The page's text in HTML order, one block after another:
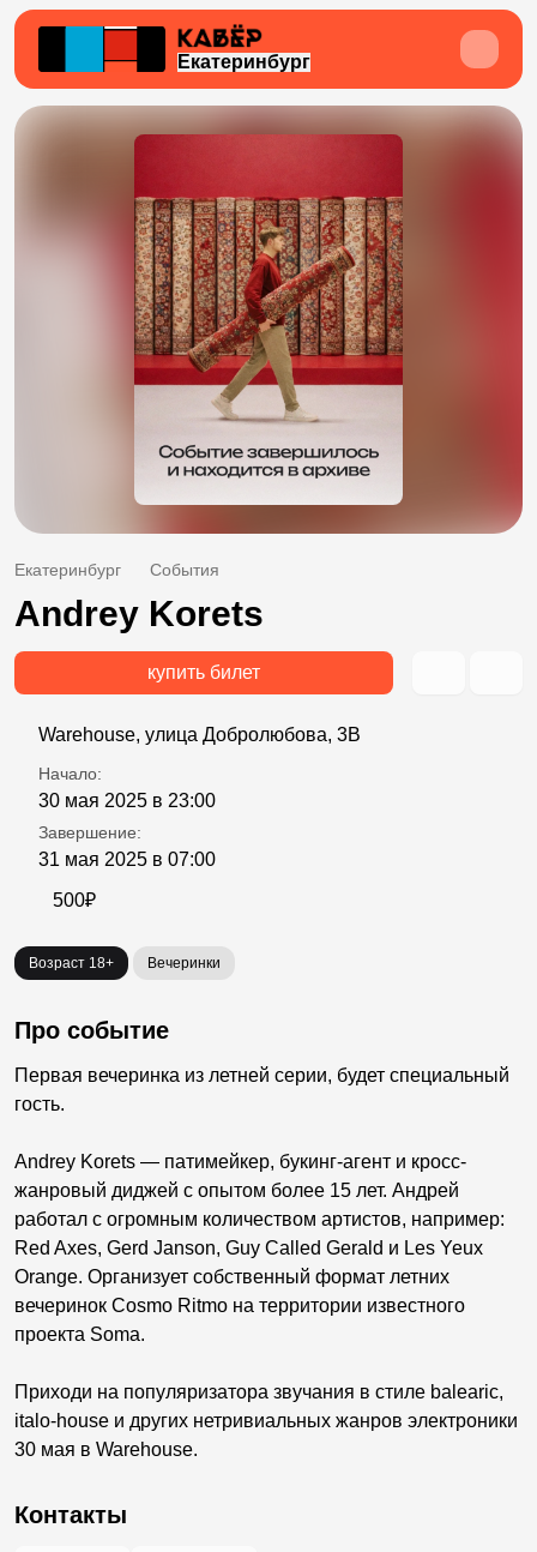
Екатеринбург
Екатеринбург События
Andrey Korets
купить билет
Warehouse, улица Добролюбова, 3В
Начало:
30 мая 2025 в 23:00
Завершение:
31 мая 2025 в 07:00
500₽
Возраст 18+ Вечеринки
Про событие
Первая вечеринка из летней серии, будет специальный
гость.
Andrey Korets — патимейкер, букинг-агент и кросс-
жанровый диджей с опытом более 15 лет. Андрей
работал с огромным количеством артистов, например:
Red Axes, Gerd Janson, Guy Called Gerald и Les Yeux
Orange. Организует собственный формат летних
вечеринок Cosmo Ritmo на территории известного
проекта Soma.
Приходи на популяризатора звучания в стиле balearic,
italo-house и других нетривиальных жанров электроники
30 мая в Warehouse.
Контакты